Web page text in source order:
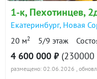
1-к, Пехотинцев,
Екатеринбург, Новая
20 м2 5/9 этаж
4 600 000 ₽
размещено: 02.06.2026 ,